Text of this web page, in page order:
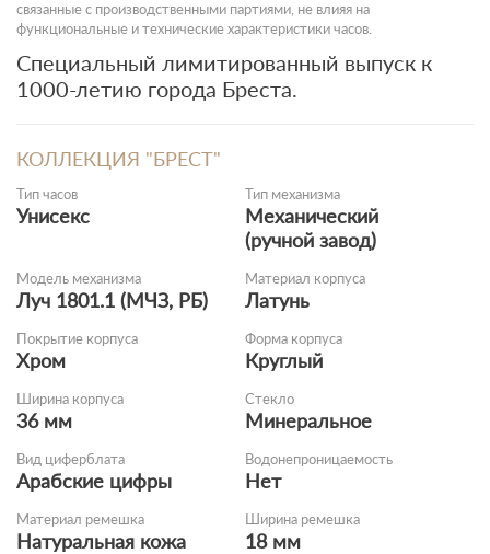
связанные с производственными партиями, не влияя на
функциональные и технические характеристики часов.
Специальный лимитированный выпуск к
1000-летию города Бреста.
КОЛЛЕКЦИЯ "БРЕСТ"
Тип часов
Унисекс
Тип механизма
Механический
(ручной завод)
Модель механизма
Луч 1801.1 (МЧЗ, РБ)
Материал корпуса
Латунь
Покрытие корпуса
Хром
Форма корпуса
Круглый
Ширина корпуса
36 мм
Стекло
Минеральное
Вид циферблата
Арабские цифры
Водонепроницаемость
Нет
Материал ремешка
Натуральная кожа
Ширина ремешка
18 мм